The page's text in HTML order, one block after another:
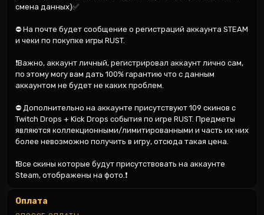
смена данных)✅
⛔ На почте будет сообщение о регистраций аккаунта STEAM
и чеки по покупке игры RUST.
❗Важно, аккаунт личный, регистрировал аккаунт лично сам,
по этому могу вам дать 100% гарантию что с данным
аккаунтом не будет не каких проблем.
⛔ Дополнительно на аккаунте присутствуют 109 скинов с
Twitch Drops + Kick Drops события по игре RUST. Предметы
являются коллекционными/лимитированными и часть их них
более невозможно получить в игру, отсюда такая цена.
❗Все скины которые будут присутствовать на аккаунте
Steam, отображены на фото.❗
Оплата